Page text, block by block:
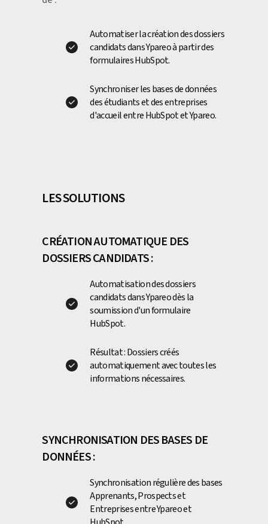
Automatiser la création des dossiers
candidats dans Ypareo à partir des
formulaires HubSpot.
Synchroniser les bases de données
des étudiants et des entreprises
d'accueil entre HubSpot et Ypareo.
LES SOLUTIONS
CRÉATION AUTOMATIQUE DES
DOSSIERS CANDIDATS :
Automatisation des dossiers
candidats dans Ypareo dès la
soumission d'un formulaire
HubSpot.
Résultat : Dossiers créés
automatiquement avec toutes les
informations nécessaires.
SYNCHRONISATION DES BASES DE
DONNÉES :
Synchronisation régulière des bases
Apprenants, Prospects et
Entreprises entre Ypareo et